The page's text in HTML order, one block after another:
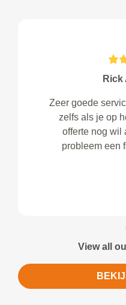
Rick
Zeer goede
zelfs als je op
offerte nog wil
probleem een
View all